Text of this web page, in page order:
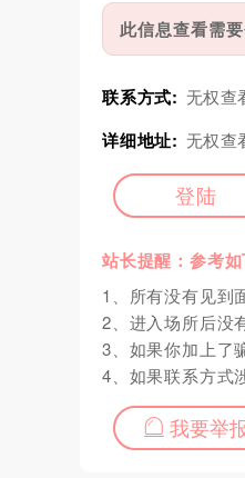
此信息查看需
联系方式: 无权查
详细地址: 无权查
登陆
站长提醒：参考
1、所有没有见到
2、进入场所后没
3、如果你加上了
4、如果联系方式
我要举